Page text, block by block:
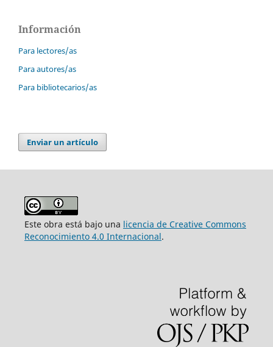
Información
Para lectores/as
Para autores/as
Para bibliotecarios/as
Enviar un artículo
Este obra está bajo una licencia de Creative Commons
Reconocimiento 4.0 Internacional.